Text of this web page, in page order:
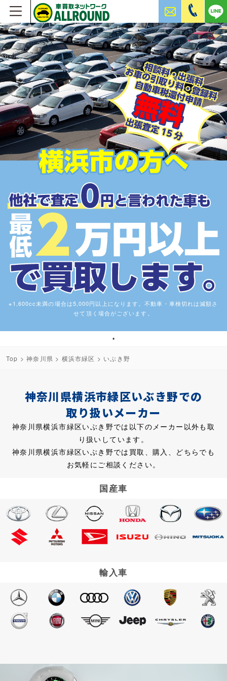
※1,600cc未満の場合は5,000円以上になります。不動車・車検切れは減額さ
せて頂く場合がございます。
1
Top >神奈川県 > 横浜市緑区 > いぶき野
神奈川県横浜市緑区いぶき野での
取り扱いメーカー
神奈川県横浜市緑区いぶき野では以下のメーカー以外も取
り扱いしています。
神奈川県横浜市緑区いぶき野では買取、購入、どちらでも
お気軽にご相談ください。
国産車
輸入車